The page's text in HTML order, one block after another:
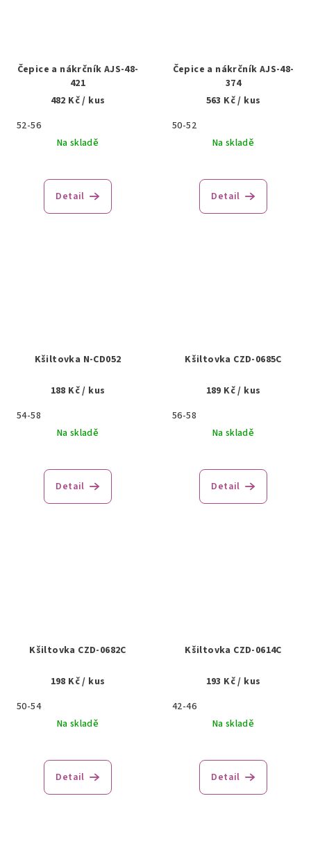
Čepice a nákrčník AJS-48-
421
482 Kč/ kus
52-56
Na skladě
Detail
Čepice a nákrčník AJS-48-
374
563 Kč/ kus
50-52
Na skladě
Detail
Kšiltovka N-CD052
188 Kč/ kus
54-58
Na skladě
Detail
Kšiltovka CZD-0685C
189 Kč/ kus
56-58
Na skladě
Detail
Kšiltovka CZD-0682C
198 Kč/ kus
50-54
Na skladě
Detail
Kšiltovka CZD-0614C
193 Kč/ kus
42-46
Na skladě
Detail